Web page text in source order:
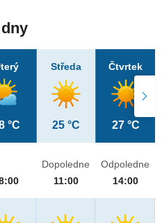
°C
Středa
25 °C
Čtvrtek
27 °C
Dopoledne
11:00
Odpoledne
14:00